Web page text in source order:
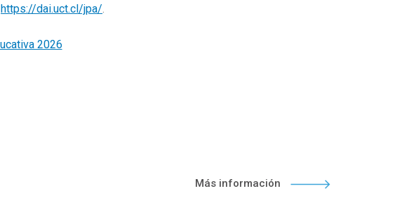
https://dai.uct.cl/jpa/.
Más información